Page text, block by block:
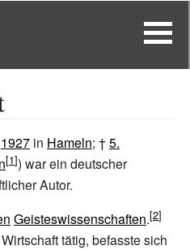
1927 in Hameln; †5.
) war ein deutscher
Autor.
Geisteswissenschaften.
tätig, befasste sich